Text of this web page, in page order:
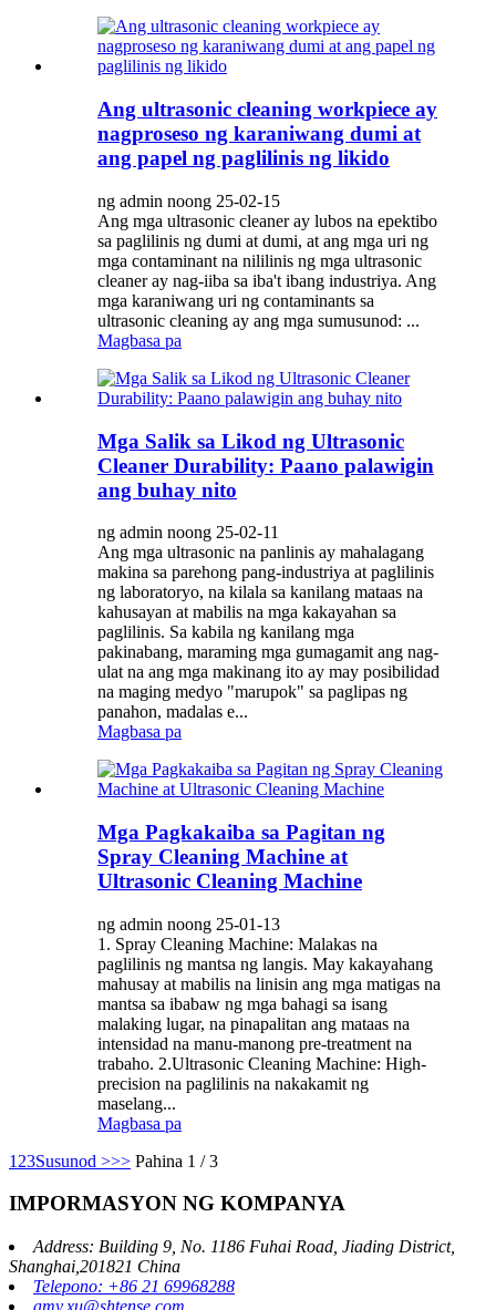
Ang ultrasonic cleaning workpiece ay
nagproseso ng karaniwang dumi at
ang papel ng paglilinis ng likido
ng admin noong 25-02-15
Ang mga ultrasonic cleaner ay lubos na epektibo
sa paglilinis ng dumi at dumi, at ang mga uri ng
mga contaminant na nililinis ng mga ultrasonic
cleaner ay nag-iiba sa iba't ibang industriya. Ang
mga karaniwang uri ng contaminants sa
ultrasonic cleaning ay ang mga sumusunod: ...
Magbasa pa
Mga Salik sa Likod ng Ultrasonic
Cleaner Durability: Paano palawigin
ang buhay nito
ng admin noong 25-02-11
Ang mga ultrasonic na panlinis ay mahalagang
makina sa parehong pang-industriya at paglilinis
ng laboratoryo, na kilala sa kanilang mataas na
kahusayan at mabilis na mga kakayahan sa
paglilinis. Sa kabila ng kanilang mga
pakinabang, maraming mga gumagamit ang nag-
ulat na ang mga makinang ito ay may posibilidad
na maging medyo "marupok" sa paglipas ng
panahon, madalas e...
Magbasa pa
Mga Pagkakaiba sa Pagitan ng
Spray Cleaning Machine at
Ultrasonic Cleaning Machine
ng admin noong 25-01-13
1. Spray Cleaning Machine: Malakas na
paglilinis ng mantsa ng langis. May kakayahang
mahusay at mabilis na linisin ang mga matigas na
mantsa sa ibabaw ng mga bahagi sa isang
malaking lugar, na pinapalitan ang mataas na
intensidad na manu-manong pre-treatment na
trabaho. 2.Ultrasonic Cleaning Machine: High-
precision na paglilinis na nakakamit ng
maselang...
Magbasa pa
1 23Susunod >>> Pahina 1 / 3
IMPORMASYON NG KOMPANYA
Address: Building 9, No. 1186 Fuhai Road, Jiading District,
Shanghai,201821 China
Telepono: +86 21 69968288